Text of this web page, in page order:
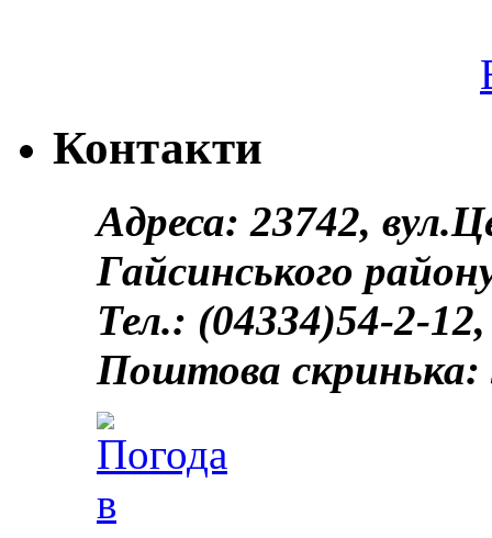
Контакти
Адреса: 23742,
Гайсинського
Тел.: (04334)54-2-
Поштова скринька: